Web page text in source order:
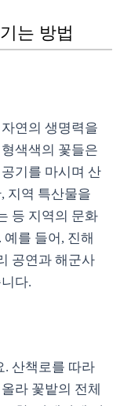
는 방법
연의 생명력을
색색의 꽃들은
기를 마시며 산
지역 특산물을
등 지역의 문화
를 들어, 진해
공연과 해군사
다.
. 산책로를 따라
라 꽃밭의 전체